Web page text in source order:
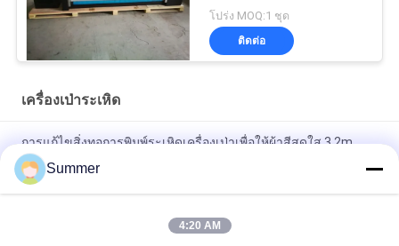
โปร่ง MOQ:1 ชุด
ติดต่อ
เครื่องเป่าระเหิด
การแก้ไขสิ่งทอการพิมพ์ระเหิดเครื่องเป่าเพื่อให้ผ้าสีสดใส 3.2m
เครื่องตรึงผ้าโพลีเอสเตอร์ / ฝ้าย 220v 50hz 20 - 100m / ชั่วโมง
Summer
4:20 AM